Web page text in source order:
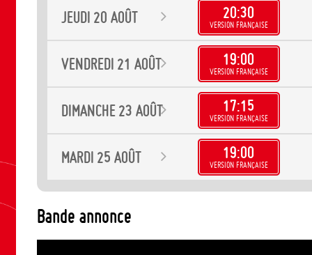
JEUDI 20 AOÛT 20:30
VERSION FRANÇAISE
VENDREDI 21 AOÛT 19:00
VERSION FRANÇAISE
DIMANCHE 23 AOÛT 17:15
VERSION FRANÇAISE
MARDI 25 AOÛT 19:00
VERSION FRANÇAISE
Bande annonce